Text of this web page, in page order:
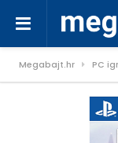
Megabajt.hr PC